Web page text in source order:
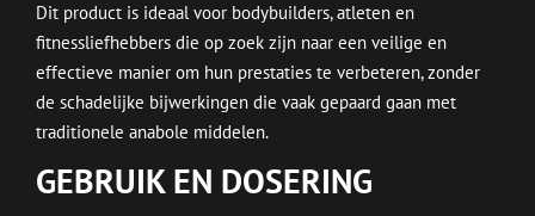
Dit product is ideaal voor bodybuilders, atleten en
fitnessliefhebbers die op zoek zijn naar een veilige en
effectieve manier om hun prestaties te verbeteren, zonder
de schadelijke bijwerkingen die vaak gepaard gaan met
traditionele anabole middelen.
GEBRUIK EN DOSERING